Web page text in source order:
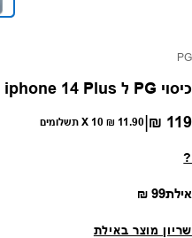
ספק:
PG
כיסוי PG ל iphone 14 Plus דגם slim Shell magsafe
מחיר רגיל
119 ₪
|
11.90 ₪ X 10 תשלומים
?
אילתמחיר רגיל
99 ₪
שריון מוצר באילת